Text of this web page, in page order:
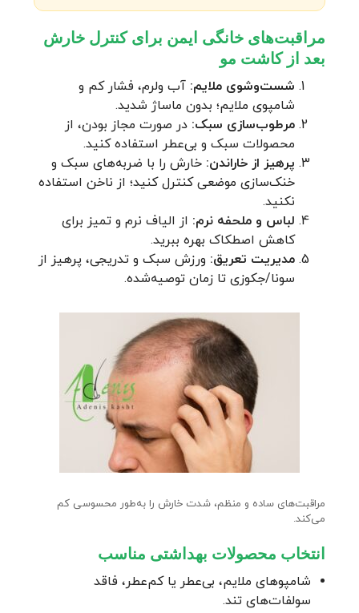
مراقبت‌های خانگی ایمن برای کنترل خارش
بعد از کاشت مو
شست‌وشوی ملایم: آب ولرم، فشار کم و
شامپوی ملایم؛ بدون ماساژ شدید.
مرطوب‌سازی سبک: در صورت مجاز بودن، از
محصولات سبک و بی‌عطر استفاده کنید.
پرهیز از خاراندن: خارش را با ضربه‌های سبک و
خنک‌سازی موضعی کنترل کنید؛ از ناخن استفاده
نکنید.
لباس و ملحفه نرم: از الیاف نرم و تمیز برای
کاهش اصطکاک بهره ببرید.
مدیریت تعریق: ورزش سبک و تدریجی، پرهیز از
سونا/جکوزی تا زمان توصیه‌شده.
مراقبت‌های ساده و منظم، شدت خارش را به‌طور محسوسی کم
می‌کند.
انتخاب محصولات بهداشتی مناسب
شامپوهای ملایم، بی‌عطر یا کم‌عطر، فاقد
سولفات‌های تند.